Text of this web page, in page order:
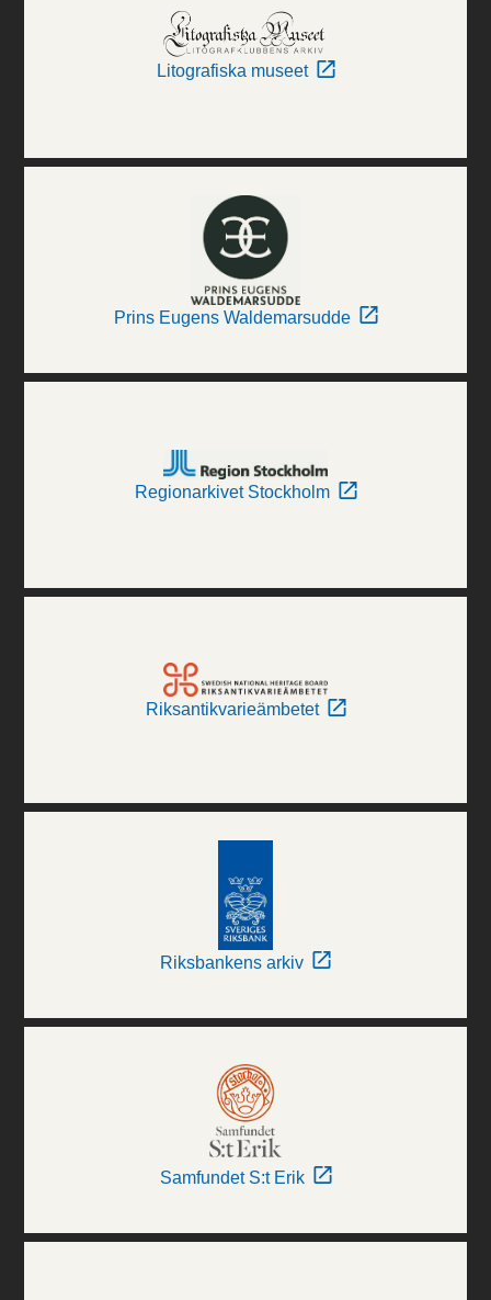
Litografiska museet
Prins Eugens Waldemarsudde
Regionarkivet Stockholm
Riksantikvarieämbetet
Riksbankens arkiv
Samfundet S:t Erik